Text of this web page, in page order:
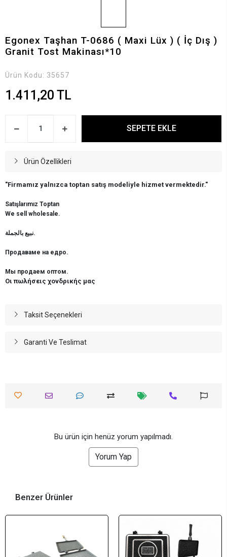
Egonex Taşhan T-0686 ( Maxi Lüx ) ( İç Dış )
Granit Tost Makinası*10
Ürün Kodu: 35657
1.411,20 TL
SEPETE EKLE
Ürün Özellikleri
"Firmamız yalnızca toptan satış modeliyle hizmet vermektedir."
Satışlarımız Toptan
We sell wholesale.
نبيع بالجملة.
Продаваме на едро.
Мы продаем оптом.
Οι πωλήσεις χονδρικής μας
Taksit Seçenekleri
Garanti Ve Teslimat
Bu ürün için henüz yorum yapılmadı.
Yorum Yap
Benzer Ürünler